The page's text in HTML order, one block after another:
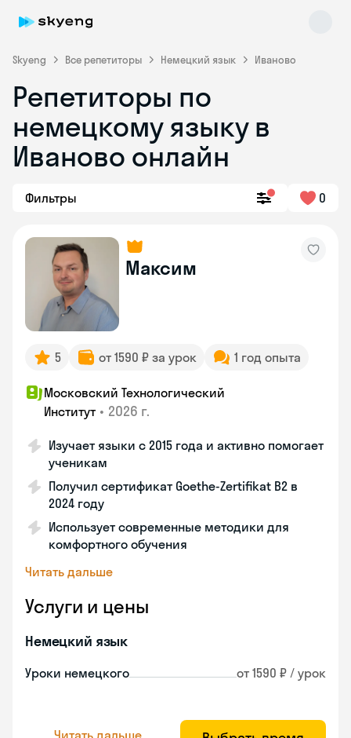
Skyeng Все репетиторы Немецкий язык Иваново
Репетиторы по
немецкому языку в
Иваново онлайн
Фильтры 0
Максим
5 от 1590 ₽ за урок 1 год опыта
Московский Технологический
Институт • 2026 г.
Изучает языки с 2015 года и активно помогает
ученикам
Получил сертификат Goethe-Zertifikat B2 в
2024 году
Использует современные методики для
комфортного обучения
Читать дальше
Услуги и цены
Немецкий язык
Уроки немецкого от 1590 ₽ / урок
Читать дальше
Skyeng Chat